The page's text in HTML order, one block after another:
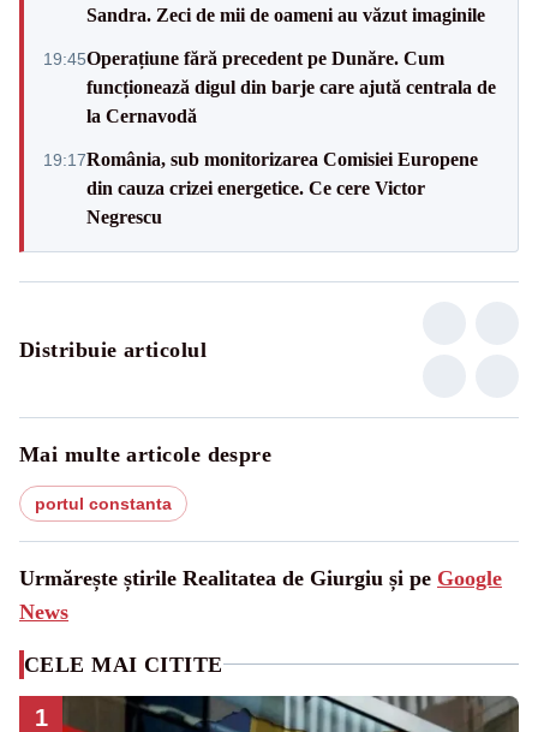
Sandra. Zeci de mii de oameni au văzut imaginile
19:45Operațiune fără precedent pe Dunăre. Cum
funcționează digul din barje care ajută centrala de
la Cernavodă
19:17România, sub monitorizarea Comisiei Europene
din cauza crizei energetice. Ce cere Victor
Negrescu
Distribuie articolul
Mai multe articole despre
portul constanta
Urmărește știrile Realitatea de Giurgiu și pe Google
News
CELE MAI CITITE
1